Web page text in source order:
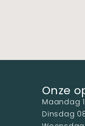
Onze
Maandag
Dinsdag